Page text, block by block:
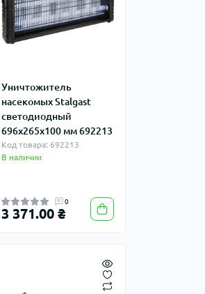
Уничтожитель
насекомых Stalgast
светодиодный
696х265х100 мм 692213
Код товара: 692213
В наличии
0
3 371.00 ₴